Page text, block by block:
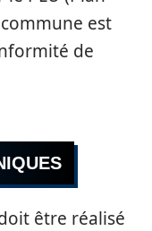
est
de
être réalisé